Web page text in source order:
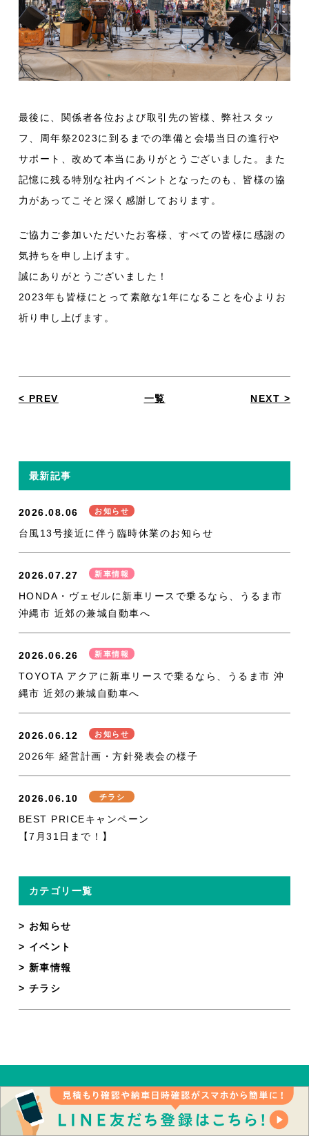
最後に、関係者各位および取引先の皆様、弊社スタッ
フ、周年祭2023に到るまでの準備と会場当日の進行や
サポート、改めて本当にありがとうございました。また
記憶に残る特別な社内イベントとなったのも、皆様の協
力があってこそと深く感謝しております。
ご協力ご参加いただいたお客様、すべての皆様に感謝の
気持ちを申し上げます。
誠にありがとうございました！
2023年も皆様にとって素敵な1年になることを心よりお
祈り申し上げます。
< PREV 一覧 NEXT >
最新記事
2026.08.06 お知らせ
台風13号接近に伴う臨時休業のお知らせ
2026.07.27 新車情報
HONDA・ヴェゼルに新車リースで乗るなら、うるま市
沖縄市 近郊の兼城自動車へ
2026.06.26 新車情報
TOYOTA アクアに新車リースで乗るなら、うるま市 沖
縄市 近郊の兼城自動車へ
2026.06.12 お知らせ
2026年 経営計画・方針発表会の様子
2026.06.10 チラシ
BEST PRICEキャンペーン
【7月31日まで！】
カテゴリ一覧
お知らせ
イベント
新車情報
チラシ
お問い合わせはこちらから
お電話で問い合わせ